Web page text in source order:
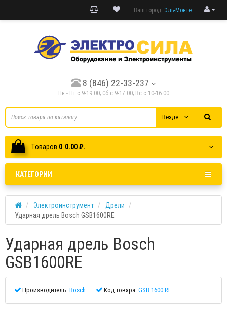
Ваш город: Эль-Монте
8 (846) 22-33-237
Пн - Пт с 9-19:00; Cб с 9-17:00; Вс с 10-16:00
Везде
Tоваров 0 0.00 ₽.
КАТЕГОРИИ
Электроинструмент
Дрели
Ударная дрель Bosch GSB1600RE
Ударная дрель Bosch
GSB1600RE
Производитель: Bosch Код товара: GSB 1600 RE